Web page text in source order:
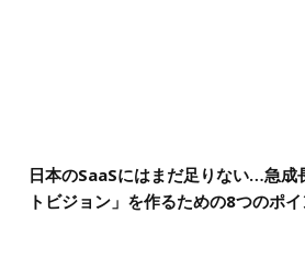
日本のSaaSにはまだ足りない…急成
トビジョン」を作るための8つのポイ